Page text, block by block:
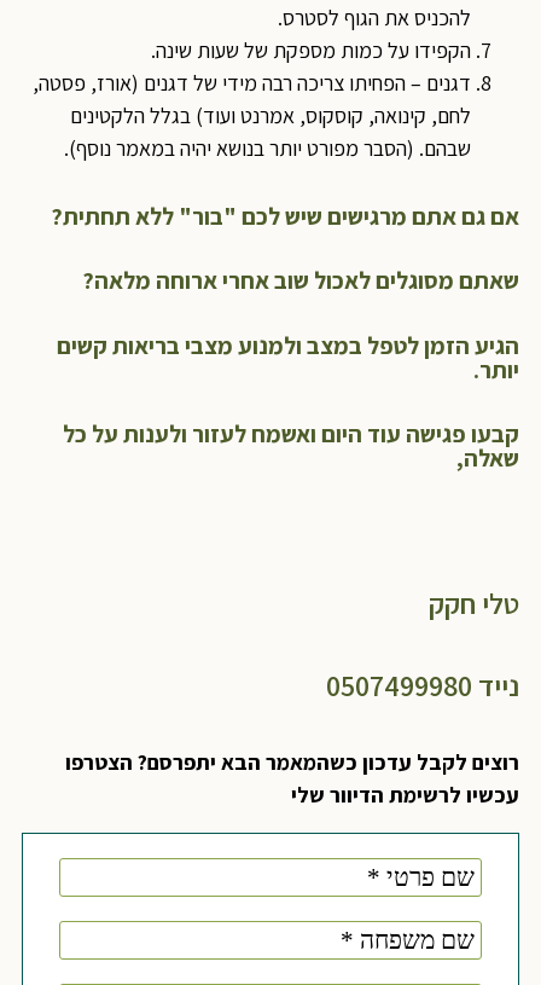
להכניס את הגוף לסטרס.
הקפידו על כמות מספקת של שעות שינה.
דגנים – הפחיתו צריכה רבה מידי של דגנים (אורז, פסטה,
לחם, קינואה, קוסקוס, אמרנט ועוד) בגלל הלקטינים
שבהם. (הסבר מפורט יותר בנושא יהיה במאמר נוסף).
אם גם אתם מרגישים שיש לכם "בור" ללא תחתית?
שאתם מסוגלים לאכול שוב אחרי ארוחה מלאה?
הגיע הזמן לטפל במצב ולמנוע מצבי בריאות קשים
יותר.
קבעו פגישה עוד היום ואשמח לעזור ולענות על כל
שאלה,
טלי חקק
נייד 0507499980
רוצים לקבל עדכון כשהמאמר הבא יתפרסם? הצטרפו
עכשיו לרשימת הדיוור שלי